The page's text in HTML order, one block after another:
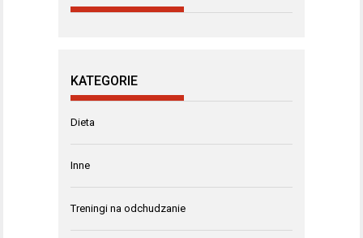
KATEGORIE
Dieta
Inne
Treningi na odchudzanie